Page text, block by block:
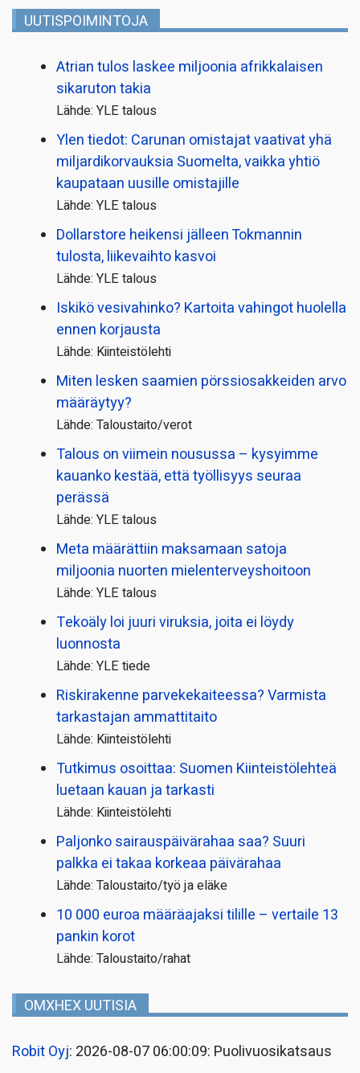
UUTISPOIMINTOJA
Atrian tulos laskee miljoonia afrikkalaisen
sikaruton takia
Lähde: YLE talous
Ylen tiedot: Carunan omistajat vaativat yhä
miljardi­korvauksia Suomelta, vaikka yhtiö
kaupataan uusille omistajille
Lähde: YLE talous
Dollarstore heikensi jälleen Tokmannin
tulosta, liikevaihto kasvoi
Lähde: YLE talous
Iskikö vesivahinko? Kartoita vahingot huolella
ennen korjausta
Lähde: Kiinteistölehti
Miten lesken saamien pörssi­osakkeiden arvo
määräytyy?
Lähde: Taloustaito/verot
Talous on viimein nousussa – kysyimme
kauanko kestää, että työllisyys seuraa
perässä
Lähde: YLE talous
Meta määrättiin maksamaan satoja
miljoonia nuorten mielenterveyshoitoon
Lähde: YLE talous
Tekoäly loi juuri viruksia, joita ei löydy
luonnosta
Lähde: YLE tiede
Riskirakenne parvekekaiteessa? Varmista
tarkastajan ammattitaito
Lähde: Kiinteistölehti
Tutkimus osoittaa: Suomen Kiinteistölehteä
luetaan kauan ja tarkasti
Lähde: Kiinteistölehti
Paljonko sairauspäivä­rahaa saa? Suuri
palkka ei takaa korkeaa päivärahaa
Lähde: Taloustaito/työ ja eläke
10 000 euroa määräajaksi tilille – vertaile 13
pankin korot
Lähde: Taloustaito/rahat
OMXHEX UUTISIA
Robit Oyj: 2026-08-07 06:00:09: Puolivuosikatsaus